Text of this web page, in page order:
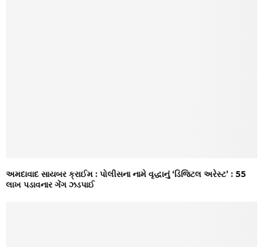
અમદાવાદ સાયબર ક્રાઈમ : પોલીસના નામે વૃદ્ધાનું ‘ડિજિટલ અરેસ્ટ’ : ₹55
લાખ પડાવનાર ગેંગ ઝડપાઈ